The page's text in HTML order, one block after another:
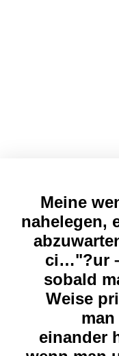
Meine
nahelegen,
ci…"?ur
sobald
Weise
einander